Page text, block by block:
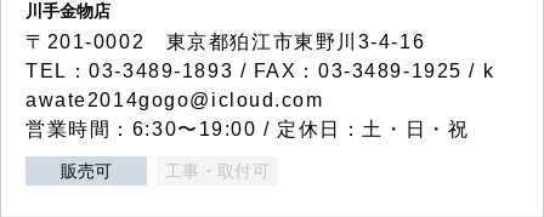
川手金物店
〒201-0002 東京都狛江市東野川3-4-16
TEL：03-3489-1893 / FAX：03-3489-1925 / k
awate2014gogo@icloud.com
営業時間：6:30〜19:00 / 定休日：土・日・祝
販売可 工事・取付可